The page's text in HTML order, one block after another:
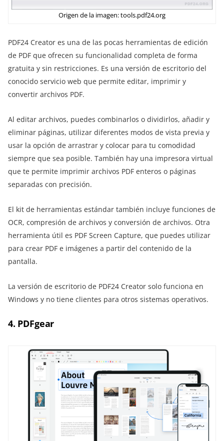
Origen de la imagen: tools.pdf24.org
PDF24 Creator es una de las pocas herramientas de edición
de PDF que ofrecen su funcionalidad completa de forma
gratuita y sin restricciones. Es una versión de escritorio del
conocido servicio web que permite editar, imprimir y
convertir archivos PDF.
Al editar archivos, puedes combinarlos o dividirlos, añadir y
eliminar páginas, utilizar diferentes modos de vista previa y
usar la opción de arrastrar y colocar para tu comodidad
siempre que sea posible. También hay una impresora virtual
que te permite imprimir archivos PDF enteros o páginas
separadas con precisión.
El kit de herramientas estándar también incluye funciones de
OCR, compresión de archivos y conversión de archivos. Otra
herramienta útil es PDF Screen Capture, que puedes utilizar
para crear PDF e imágenes a partir del contenido de la
pantalla.
La versión de escritorio de PDF24 Creator solo funciona en
Windows y no tiene clientes para otros sistemas operativos.
4. PDFgear